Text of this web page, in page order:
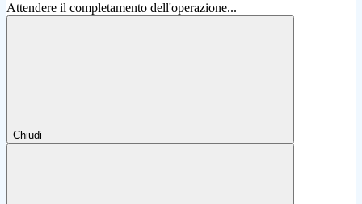
Attendere il completamento dell'operazione...
Chiudi